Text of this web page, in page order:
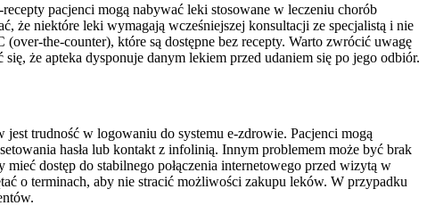
pacjenci mogą nabywać leki stosowane w leczeniu chorób
że niektóre leki wymagają wcześniejszej konsultacji ze specjalistą i nie
the-counter), które są dostępne bez recepty. Warto zwrócić uwagę
że apteka dysponuje danym lekiem przed udaniem się po jego odbiór.
trudność w logowaniu do systemu e-zdrowie. Pacjenci mogą
hasła lub kontakt z infolinią. Innym problemem może być brak
dostęp do stabilnego połączenia internetowego przed wizytą w
o terminach, aby nie stracić możliwości zakupu leków. W przypadku